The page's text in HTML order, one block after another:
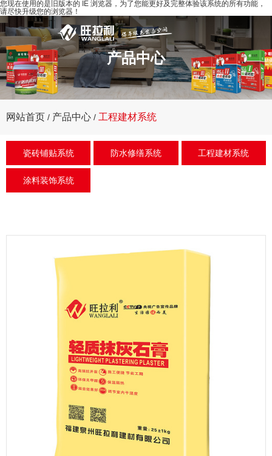
您现在使用的是旧版本的 IE 浏览器，为了您能更好及完整体验该系统的所有功能，
请尽快升级您的浏览器！
产品中心
网站首页 / 产品中心 / 工程建材系统
瓷砖铺贴系统 防水修缮系统 工程建材系统
涂料装饰系统